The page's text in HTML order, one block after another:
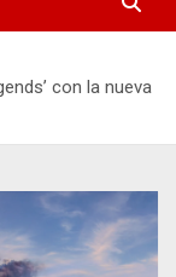
con la nueva